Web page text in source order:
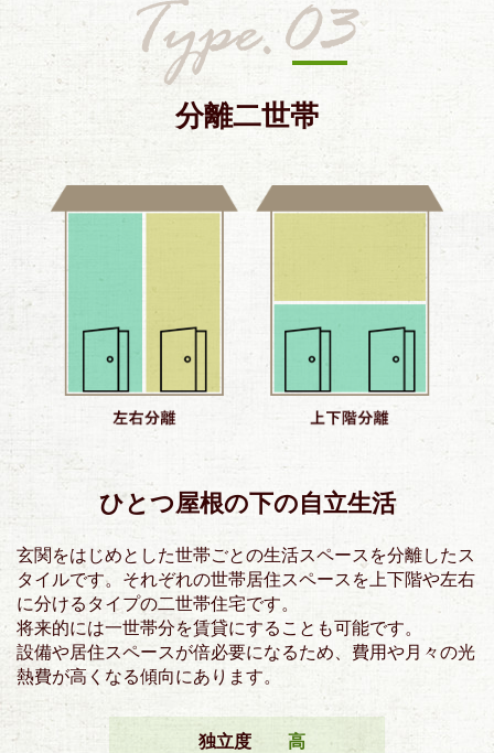
分離二世帯
ひとつ屋根の下の自立生活
玄関をはじめとした世帯ごとの生活スペースを分離したス
タイルです。それぞれの世帯居住スペースを上下階や左右
に分けるタイプの二世帯住宅です。
将来的には一世帯分を賃貸にすることも可能です。
設備や居住スペースが倍必要になるため、費用や月々の光
熱費が高くなる傾向にあります。
独立度
高